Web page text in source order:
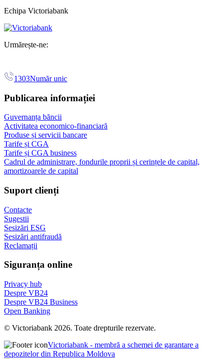
Echipa Victoriabank
Urmărește-ne:
1303Număr unic
Publicarea informației
Guvernanța băncii
Activitatea economico-financiară
Produse și servicii bancare
Tarife și CGA
Tarife și CGA business
Cadrul de administrare, fondurile proprii și cerințele de capital,
amortizoarele de capital
Suport clienți
Contacte
Sugestii
Sesizări ESG
Sesizări antifraudă
Reclamații
Siguranța online
Privacy hub
Despre VB24
Despre VB24 Business
Open Banking
© Victoriabank 2026. Toate drepturile rezervate.
Victoriabank - membră a schemei de garantare a
depozitelor din Republica Moldova